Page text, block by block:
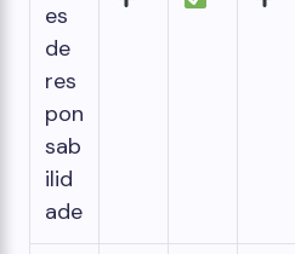
es
de
res
pon
sab
ilid
ade